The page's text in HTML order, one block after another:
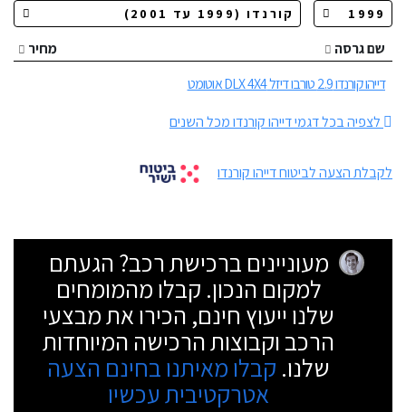
שם גרסה
מחיר
דייהו קורנדו 2.9 טורבו דיזל DLX 4X4 אוטומט
לצפיה בכל דגמי דייהו קורנדו מכל השנים
לקבלת הצעה לביטוח דייהו קורנדו
מעוניינים ברכישת רכב? הגעתם
למקום הנכון. קבלו מהמומחים
שלנו ייעוץ חינם, הכירו את מבצעי
הרכב וקבוצות הרכישה המיוחדות
שלנו. קבלו מאיתנו בחינם הצעה
אטרקטיבית עכשיו